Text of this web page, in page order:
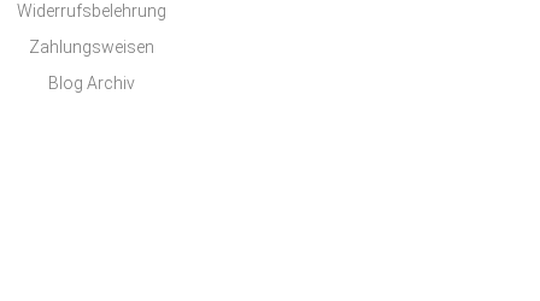
Widerrufsbelehrung
Zahlungsweisen
Blog Archiv